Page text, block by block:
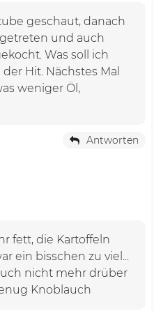
geschaut, danach
und auch
Was soll ich
Hit. Nächstes Mal
weniger Öl,
Antworten
fett, die Kartoffeln
ein bisschen zu viel...
nicht mehr drüber
Knoblauch